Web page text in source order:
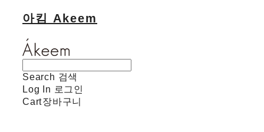
아킴 Akeem
Search 검색
Log In 로그인
Cart장바구니